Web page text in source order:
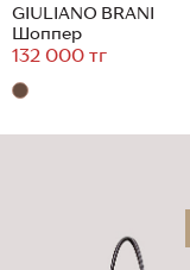
GIULIANO BRANI
Шоппер
132 000 тг